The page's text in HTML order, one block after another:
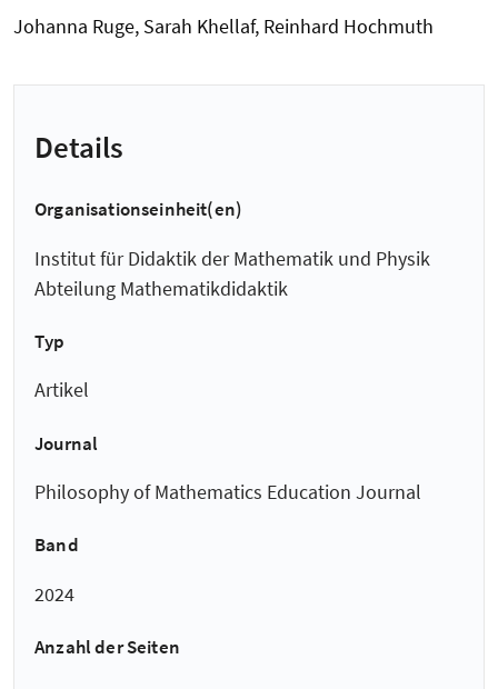
Johanna Ruge, Sarah Khellaf, Reinhard Hochmuth
Details
Organisationseinheit(en)
Institut für Didaktik der Mathematik und Physik
Abteilung Mathematikdidaktik
Typ
Artikel
Journal
Philosophy of Mathematics Education Journal
Band
2024
Anzahl der Seiten